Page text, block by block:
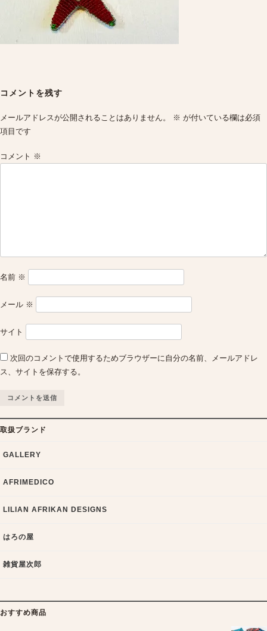
navigation
コメントを残す
メールアドレスが公開されることはありません。 ※ が付いている欄は必須
項目です
コメント ※
名前 ※
メール ※
サイト
次回のコメントで使用するためブラウザーに自分の名前、メールアドレ
ス、サイトを保存する。
取扱ブランド
GALLERY
AFRIMEDICO
LILIAN AFRIKAN DESIGNS
はろの屋
雑貨屋次郎
おすすめ商品